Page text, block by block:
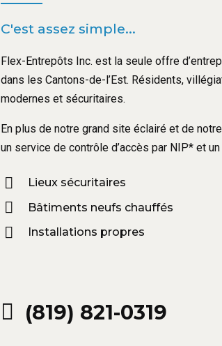
C'est assez simple...
Flex-Entrepôts Inc. est la seule offre
dans les Cantons-de-l’Est. Résidents,
modernes et sécuritaires.
En plus de notre grand site éclairé et de
un service de contrôle d’accès par NIP* et
Lieux sécuritaires
Bâtiments neufs chauffés
Installations propres
(819) 821-0319